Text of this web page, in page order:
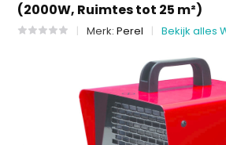
(2000W, Ruimtes tot 25 m²)
Merk:Perel Bekijk alles